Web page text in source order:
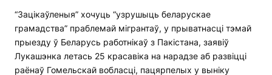
“Зацікаўленыя” хочуць “узрушыць беларускае
грамадства” праблемай мігрантаў, у прыватнасці тэмай
прыезду ў Беларусь работнікаў з Пакістана, заявіў
Лукашэнка летась 25 красавіка на нарадзе аб развіцці
раёнаў Гомельскай вобласці, пацярпелых у выніку